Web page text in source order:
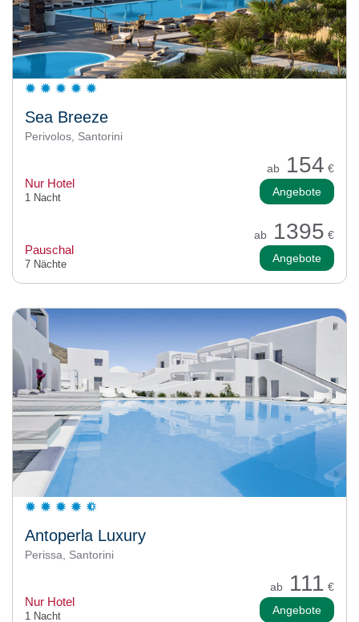
Sea Breeze
Perivolos, Santorini
ab 154 €
Nur Hotel
1 Nacht Angebote
ab 1395 €
Pauschal
7 Nächte Angebote
Antoperla Luxury
Perissa, Santorini
ab 111 €
Nur Hotel
1 Nacht Angebote